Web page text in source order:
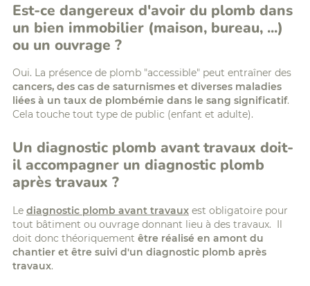
Est-ce dangereux d'avoir du plomb dans
un bien immobilier (maison, bureau, ...)
ou un ouvrage ?
Oui. La présence de plomb "accessible" peut entraîner des
cancers, des cas de saturnismes et diverses maladies
liées à un taux de plombémie dans le sang significatif.
Cela touche tout type de public (enfant et adulte).
Un diagnostic plomb avant travaux doit-
il accompagner un diagnostic plomb
après travaux ?
Le diagnostic plomb avant travaux est obligatoire pour
tout bâtiment ou ouvrage donnant lieu à des travaux. Il
doit donc théoriquement être réalisé en amont du
chantier et être suivi d'un diagnostic plomb après
travaux.